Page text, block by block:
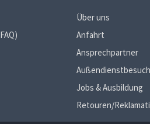
Über uns
Anfahrt
Ansprechpartner
Außendienstbesuch
Jobs & Ausbildung
Retouren/